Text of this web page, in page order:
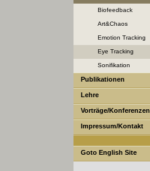
Biofeedback
Art&Chaos
Emotion Tracking
Eye Tracking
Sonifikation
Publikationen
Lehre
Vorträge/Konferenzen
Impressum/Kontakt
Goto English Site